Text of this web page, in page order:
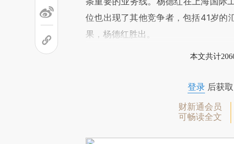
位也出现了其他竞争者，包括41岁的
果，杨德红胜出。
本文共计
登录后获取
财新通会员
可畅读全文